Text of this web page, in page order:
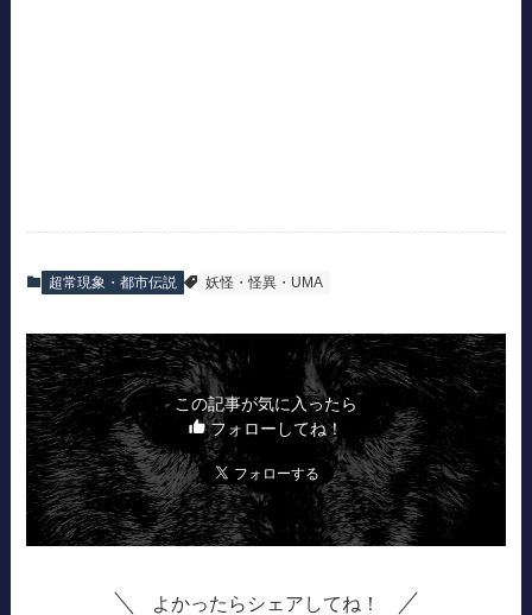
超常現象・都市伝説 妖怪・怪異・UMA
この記事が気に入ったら
フォローしてね！
よかったらシェアしてね！